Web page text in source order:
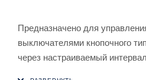
Предназначено для
выключателями кнопочного
через настраиваемый